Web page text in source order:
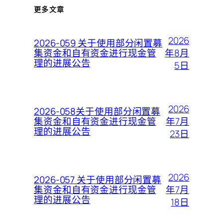
更多文章
2026-059 关于使用部分闲置募
集资金和自有资金进行现金管
理的进展公告
2026
年8月
5日
2026-058关于使用部分闲置募
集资金和自有资金进行现金管
理的进展公告
2026
年7月
23日
2026-057 关于使用部分闲置募
集资金和自有资金进行现金管
理的进展公告
2026
年7月
18日